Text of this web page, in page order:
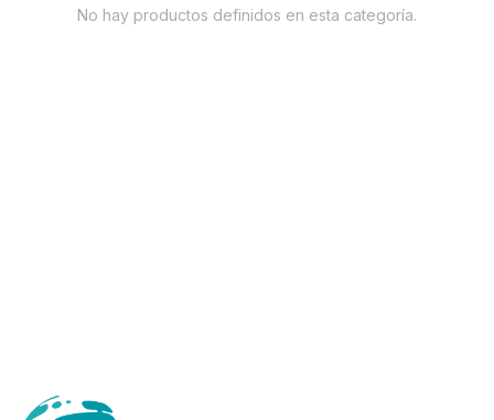
No hay productos definidos en esta categoría.